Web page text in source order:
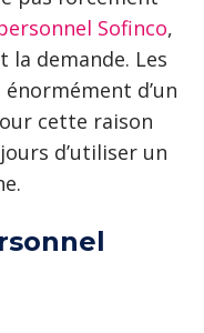
Sofinco,
la demande. Les
d’un
cette raison
d’utiliser un